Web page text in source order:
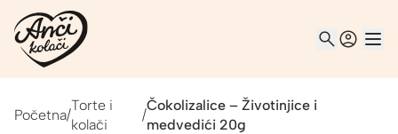
Početna/
Torte i
kolači
/
Čokolizalice – Životinjice i
medvedići 20g